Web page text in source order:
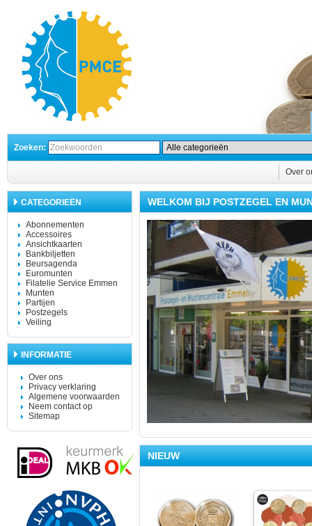
Zoeken:
Over
CATEGORIEËN
Abonnementen
Accessoires
Ansichtkaarten
Bankbiljetten
Beursagenda
Euromunten
Filatelie Service Emmen
Munten
Partijen
Postzegels
Veiling
INFORMATIE
Over ons
Privacy verklaring
Algemene voorwaarden
Neem contact op
Sitemap
WELKOM BIJ POSTZEGEL EN
NIEUW